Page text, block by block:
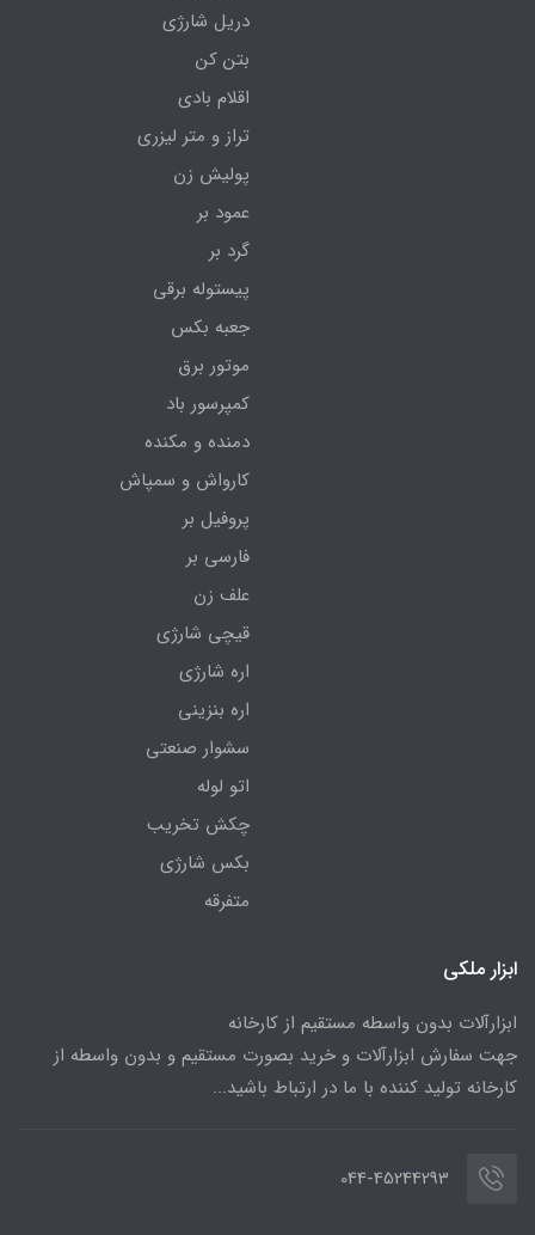
دریل شارژی
بتن کن
اقلام بادی
تراز و متر لیزری
پولیش زن
عمود بر
گرد بر
پیستوله برقی
جعبه بکس
موتور برق
کمپرسور باد
دمنده و مکنده
کارواش و سمپاش
پروفیل بر
فارسی بر
علف زن
قیچی شارژی
اره شارژی
اره بنزینی
سشوار صنعتی
اتو لوله
چکش تخریب
بکس شارژی
متفرقه
ابزار ملکی
ابزارآلات بدون واسطه مستقیم از کارخانه
جهت سفارش ابزارآلات و خرید بصورت مستقیم و بدون واسطه از
کارخانه تولید کننده با ما در ارتباط باشید...
044-45244293